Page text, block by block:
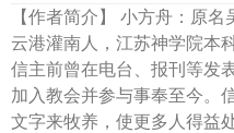
【作者简介】
小方舟：原名
云港灌南人，江苏神学院本
信主前曾在电台、报刊等发
加入教会并参与事奉至今。
文字来牧养，使更多人得益处